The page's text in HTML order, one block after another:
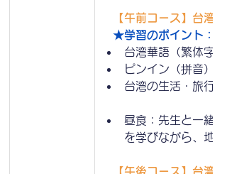
【午前コース】台湾華
★学習のポイント：
台湾華語（繁体字
ピンイン（拼音）
台湾の生活・旅行で
昼食：先生と一緒
を学びながら、地
【午後コース】台湾華